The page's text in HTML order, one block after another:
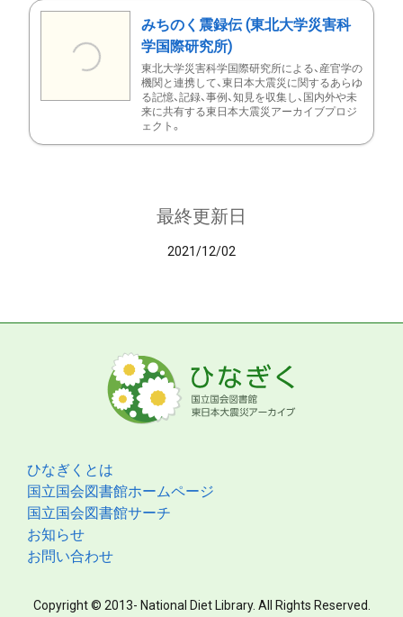
みちのく震録伝 (東北大学災害科
学国際研究所)
東北大学災害科学国際研究所による、産官学の
機関と連携して、東日本大震災に関するあらゆ
る記憶、記録、事例、知見を収集し、国内外や未
来に共有する東日本大震災アーカイブプロジ
ェクト。
最終更新日
2021/12/02
ひなぎくとは
国立国会図書館ホームページ
国立国会図書館サーチ
お知らせ
お問い合わせ
Copyright © 2013- National Diet Library. All Rights Reserved.